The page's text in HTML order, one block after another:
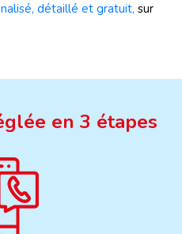
détaillé et gratuit, sur
en 3 étapes